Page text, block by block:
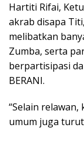
Hartiti Rifai,
akrab disapa
melibatkan
Zumba, serta
berpartisipasi
BERANI.
“Selain
umum juga